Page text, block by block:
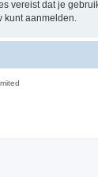
vereist dat je
kunt aanmelden.